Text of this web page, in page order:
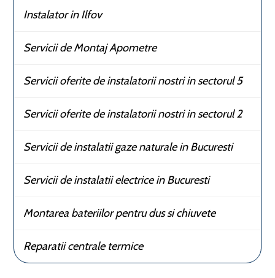
Instalator in Ilfov
Servicii de Montaj Apometre
Servicii oferite de instalatorii nostri in sectorul 5
Servicii oferite de instalatorii nostri in sectorul 2
Servicii de instalatii gaze naturale in Bucuresti
Servicii de instalatii electrice in Bucuresti
Montarea bateriilor pentru dus si chiuvete
Reparatii centrale termice